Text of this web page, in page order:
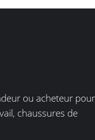
ou acheteur pour
chaussures de